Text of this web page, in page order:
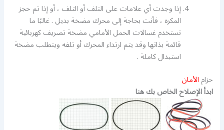
إذا وجدت أي علامات على التلف أو التلف ، أو إذا تم حجز
المكره ، فأنت بحاجة إلى محرك مضخة بديل . غالبًا ما
تستخدم غسالات الحمل الأمامي مضخة تصريف كهربائية
قائمة بذاتها وقد يتم ارتداء المحرك أو تلفه ويتطلب مضخة
استبدال كاملة .
حزامالأمان
ابدأ الإصلاح الخاص بك هنا